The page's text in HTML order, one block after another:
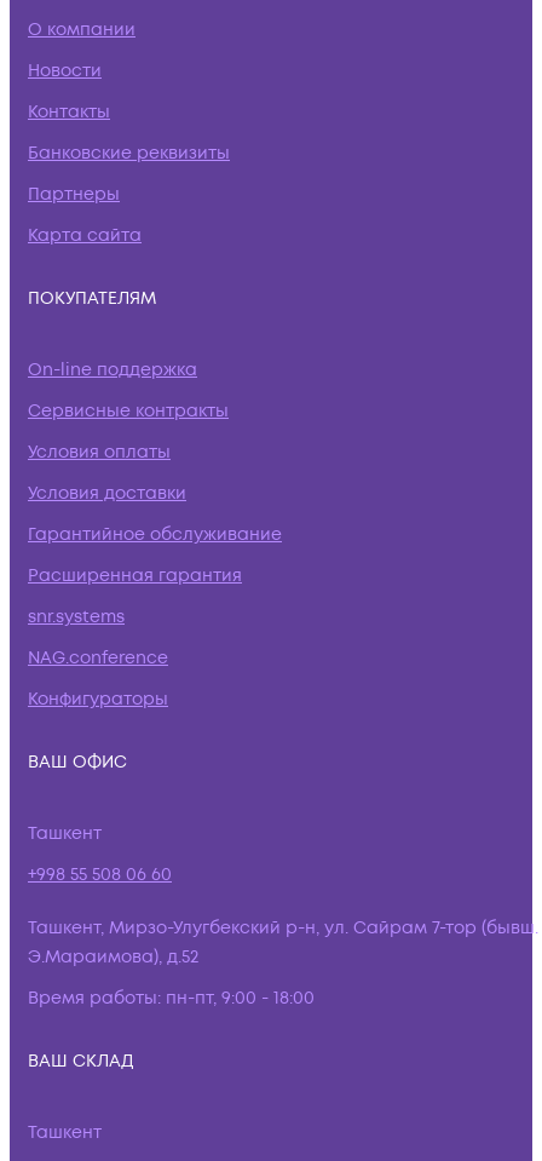
О компании
Новости
Контакты
Банковские реквизиты
Партнеры
Карта сайта
ПОКУПАТЕЛЯМ
On-line поддержка
Сервисные контракты
Условия оплаты
Условия доставки
Гарантийное обслуживание
Расширенная гарантия
snr.systems
NAG.conference
Конфигураторы
ВАШ ОФИС
Ташкент
+998 55 508 06 60
Ташкент, Мирзо-Улугбекский р-н, ул. Сайрам 7-тор (бывш.
Э.Мараимова), д.52
Время работы: пн-пт, 9:00 - 18:00
ВАШ СКЛАД
Ташкент